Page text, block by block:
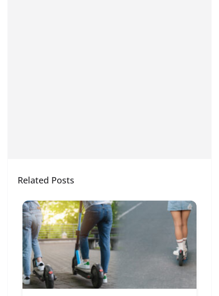
Related Posts